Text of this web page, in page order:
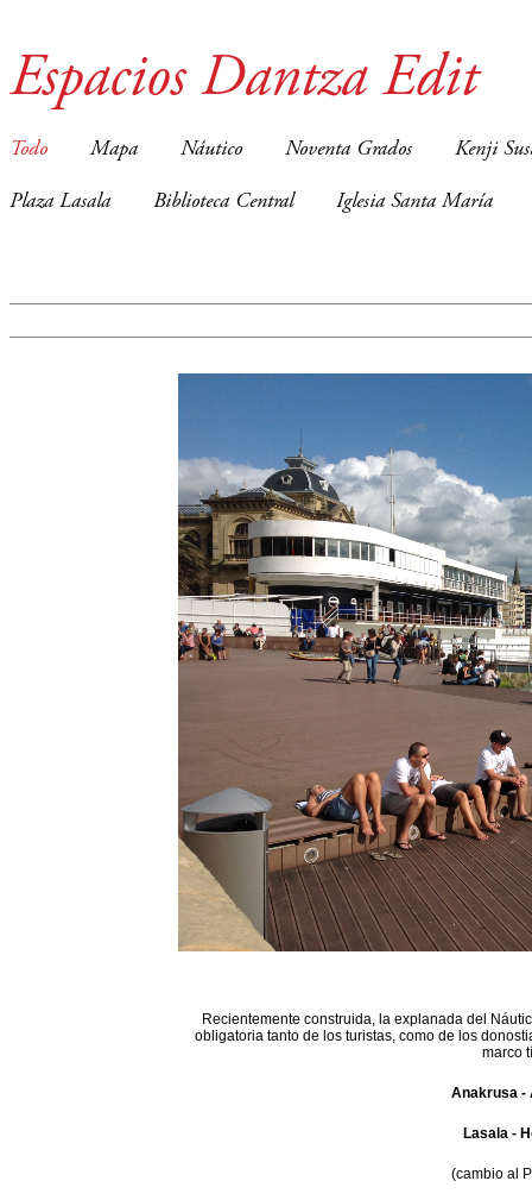
Espacios Dantza Edit
Todo Mapa Náutico Noventa Grados Kenji
Plaza Lasala Biblioteca Central Iglesia Santa María
Recientemente construida, la explanada del
obligatoria tanto de los turistas, como de los
marco
Anakrusa -
Lasala -
(cambio al